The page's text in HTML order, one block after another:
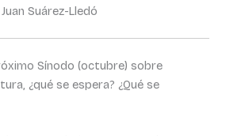
Suárez-Lledó
Sínodo (octubre) sobre
¿qué se espera? ¿Qué se